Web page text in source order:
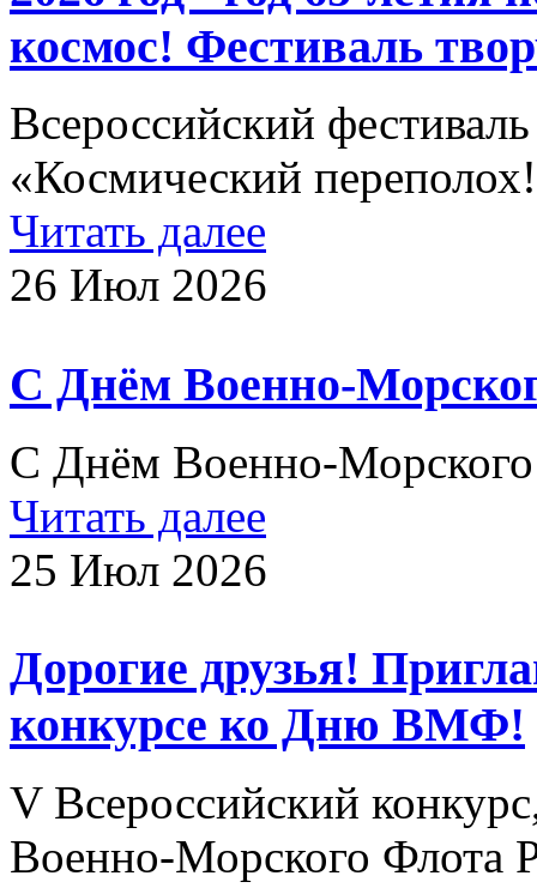
космос! Фестиваль
Всероссийский
«Космический
Читать далее
26 Июл 2026
С Днём Военно-
С Днём Военно-
Читать далее
25 Июл 2026
Дорогие друзья!
конкурсе ко Дню ВМФ!
V Всероссийский
Военно-Морского Флота